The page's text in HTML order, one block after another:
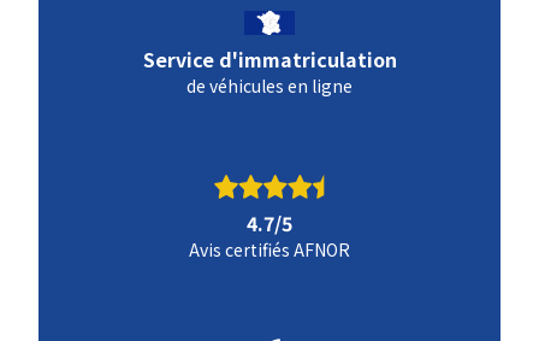
Service d'immatriculation
de véhicules en ligne
4.7/5
Avis certifiés AFNOR